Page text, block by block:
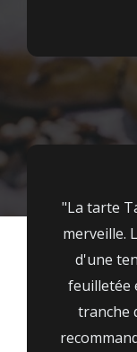
"La tarte
merveille.
d'une
feuilletée
tranche